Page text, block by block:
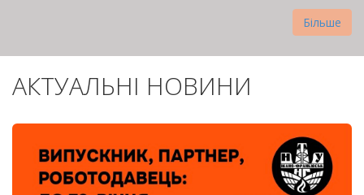
Більше
АКТУАЛЬНІ НОВИНИ